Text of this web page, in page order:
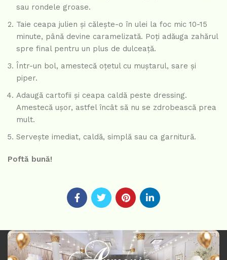
sau rondele groase.
Taie ceapa julien și călește-o în ulei la foc mic 10-15
minute, până devine caramelizată. Poți adăuga zahărul
spre final pentru un plus de dulceață.
Într-un bol, amestecă oțetul cu muștarul, sare și
piper.
Adaugă cartofii și ceapa caldă peste dressing.
Amestecă ușor, astfel încât să nu se zdrobească prea
mult.
Servește imediat, caldă, simplă sau ca garnitură.
Poftă bună!